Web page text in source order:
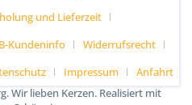
und Lieferzeit
Kundeninfo
Widerrufsrecht
Impressum
Anfahrt
Wir lieben Kerzen. Realisiert mit